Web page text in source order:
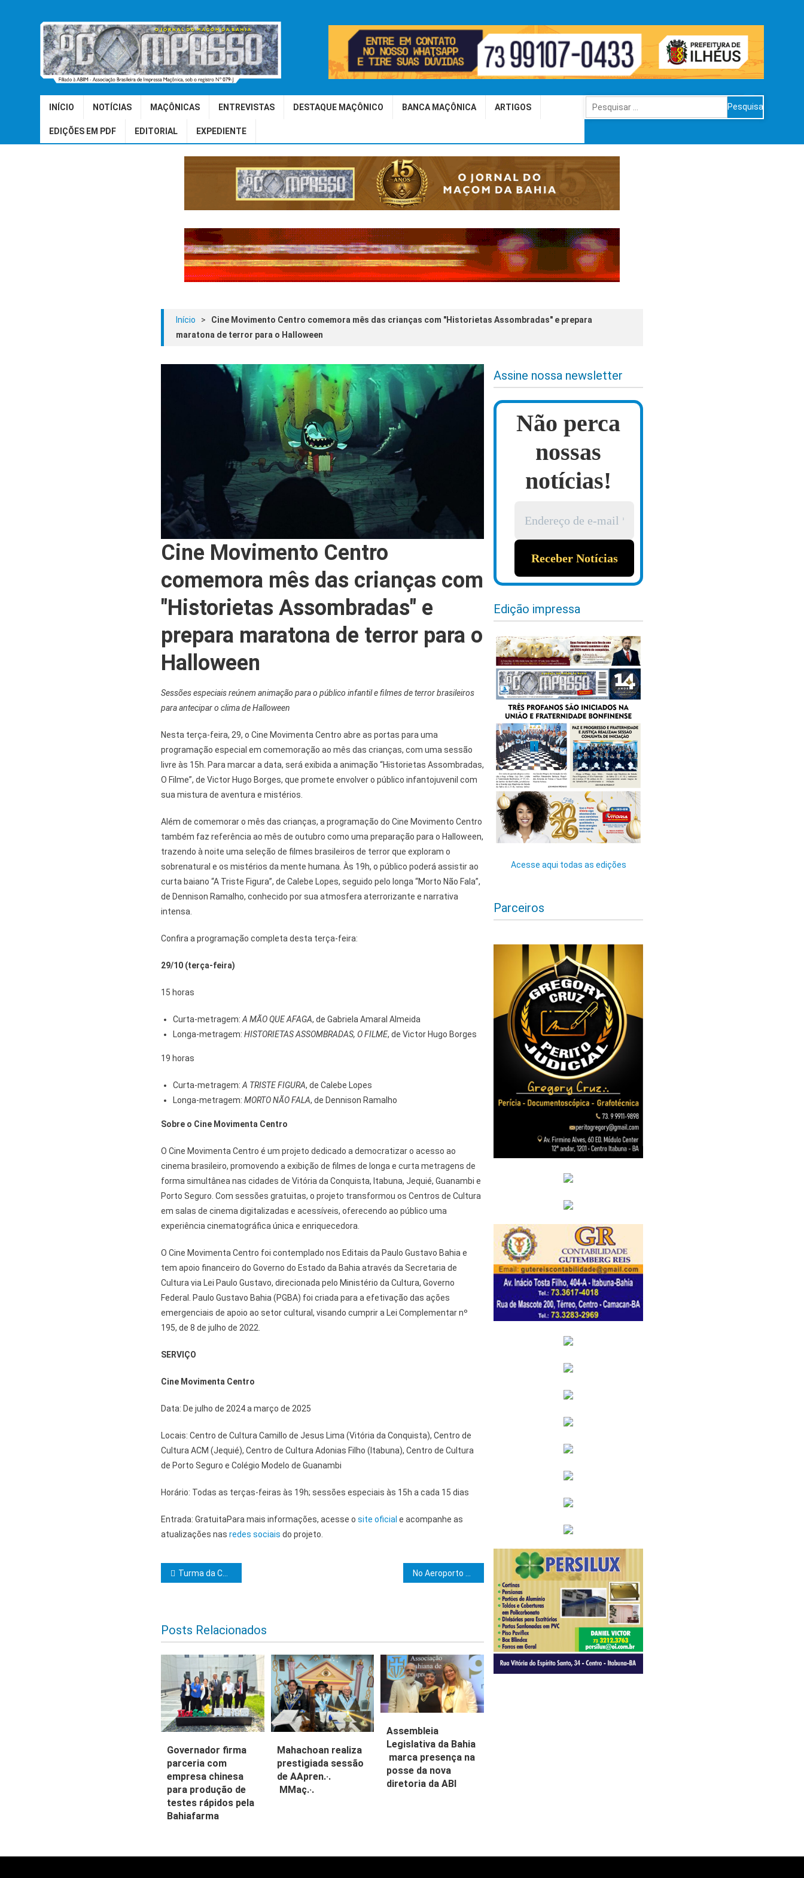
INÍCIO NOTÍCIAS MAÇÔNICAS ENTREVISTAS DESTAQUE MAÇÔNICO BANCA MAÇÔNICA ARTIGOS
EDIÇÕES EM PDF EDITORIAL EXPEDIENTE
Pesquisar
por:
Início >
Cine Movimento Centro comemora mês das crianças com "Historietas Assombradas" e prepara
maratona de terror para o Halloween
Cine Movimento Centro
comemora mês das crianças com
"Historietas Assombradas" e
prepara maratona de terror para o
Halloween
Sessões especiais reúnem animação para o público infantil e filmes de terror brasileiros
para antecipar o clima de Halloween
Nesta terça-feira, 29, o Cine Movimenta Centro abre as portas para uma
programação especial em comemoração ao mês das crianças, com uma sessão
livre às 15h. Para marcar a data, será exibida a animação “Historietas Assombradas,
O Filme”, de Victor Hugo Borges, que promete envolver o público infantojuvenil com
sua mistura de aventura e mistérios.
Além de comemorar o mês das crianças, a programação do Cine Movimento Centro
também faz referência ao mês de outubro como uma preparação para o Halloween,
trazendo à noite uma seleção de filmes brasileiros de terror que exploram o
sobrenatural e os mistérios da mente humana. Às 19h, o público poderá assistir ao
curta baiano “A Triste Figura”, de Calebe Lopes, seguido pelo longa “Morto Não Fala”,
de Dennison Ramalho, conhecido por sua atmosfera aterrorizante e narrativa
intensa.
Confira a programação completa desta terça-feira:
29/10 (terça-feira)
15 horas
Curta-metragem: A MÃO QUE AFAGA, de Gabriela Amaral Almeida
Longa-metragem: HISTORIETAS ASSOMBRADAS, O FILME, de Victor Hugo Borges
19 horas
Curta-metragem: A TRISTE FIGURA, de Calebe Lopes
Longa-metragem: MORTO NÃO FALA, de Dennison Ramalho
Sobre o Cine Movimenta Centro
O Cine Movimenta Centro é um projeto dedicado a democratizar o acesso ao
cinema brasileiro, promovendo a exibição de filmes de longa e curta metragens de
forma simultânea nas cidades de Vitória da Conquista, Itabuna, Jequié, Guanambi e
Porto Seguro. Com sessões gratuitas, o projeto transformou os Centros de Cultura
em salas de cinema digitalizadas e acessíveis, oferecendo ao público uma
experiência cinematográfica única e enriquecedora.
O Cine Movimenta Centro foi contemplado nos Editais da Paulo Gustavo Bahia e
tem apoio financeiro do Governo do Estado da Bahia através da Secretaria de
Cultura via Lei Paulo Gustavo, direcionada pelo Ministério da Cultura, Governo
Federal. Paulo Gustavo Bahia (PGBA) foi criada para a efetivação das ações
emergenciais de apoio ao setor cultural, visando cumprir a Lei Complementar nº
195, de 8 de julho de 2022.
SERVIÇO
Cine Movimenta Centro
Data: De julho de 2024 a março de 2025
Locais: Centro de Cultura Camillo de Jesus Lima (Vitória da Conquista), Centro de
Cultura ACM (Jequié), Centro de Cultura Adonias Filho (Itabuna), Centro de Cultura
de Porto Seguro e Colégio Modelo de Guanambi
Horário: Todas as terças-feiras às 19h; sessões especiais às 15h a cada 15 dias
Entrada: GratuitaPara mais informações, acesse o site oficial e acompanhe as
atualizações nas redes sociais do projeto.
Navegação de Post
Turma da Caminhada fez trilha até o Sítio Recanto das Águas e plantou árvores
Posts Relacionados
Governador firma
parceria com
empresa chinesa
para produção de
testes rápidos pela
Bahiafarma
Mahachoan realiza
prestigiada sessão
de AApren.·.
MMaç.·.
Assembleia
Legislativa da Bahia
marca presença na
posse da nova
diretoria da ABI
Assine nossa newsletter
Não perca
nossas
notícias!
Edição impressa
Acesse aqui todas as edições
Parceiros